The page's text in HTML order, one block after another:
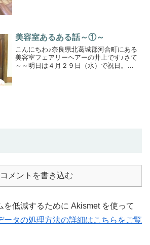
美容室あるある話～①～
こんにちわ♪奈良県北葛城郡河合町にある
美容室フェアリーヘアーの井上です♪さて
～～明日は４月２９日（水）で祝日。世
コメントを書き込む
を低減するために Akismet を使って
ータの処理方法の詳細はこちらをご覧